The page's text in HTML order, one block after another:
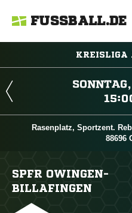
FUSSBALL.DE
KREISLIGA

Rasenplatz, Sportzent.
88696
SPFR OWINGEN-
BILLAFINGEN